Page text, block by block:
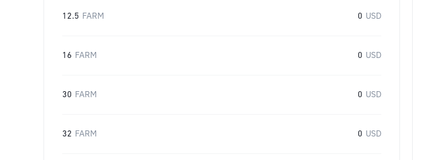
12.5 FARM 0 USD
16 FARM 0 USD
30 FARM 0 USD
32 FARM 0 USD